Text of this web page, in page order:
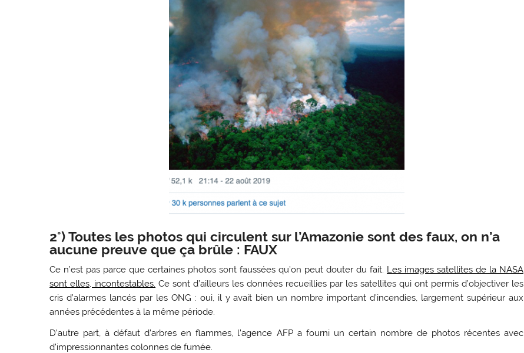
2°) Toutes les photos qui circulent sur l’Amazonie sont des faux, on n’a
aucune preuve que ça brûle : FAUX
Ce n’est pas parce que certaines photos sont faussées qu’on peut douter du fait. Les images satellites de la NASA
sont elles, incontestables. Ce sont d’ailleurs les données recueillies par les satellites qui ont permis d’objectiver les
cris d’alarmes lancés par les ONG : oui, il y avait bien un nombre important d’incendies, largement supérieur aux
années précédentes à la même période.
D’autre part, à défaut d’arbres en flammes, l’agence AFP a fourni un certain nombre de photos récentes avec
d’impressionnantes colonnes de fumée.